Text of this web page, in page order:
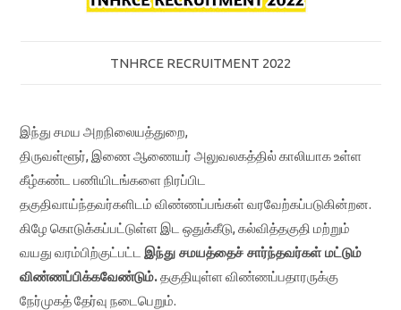
TNHRCE RECRUITMENT 2022
இந்து சமய அறநிலையத்துறை,
திருவள்ளூர், இணை ஆணையர்‌ அலுவலகத்தில்‌காலியாக உள்ள
கீழ்கண்ட பணியிடங்களை நிரப்பிட
தகுதிவாய்ந்தவர்களிடம்‌விண்ணப்பங்கள்‌ வரவேற்கப்படுகின்றன.
கிழே கொடுக்கப்பட்டுள்ள இட ஒதுக்கீடு, கல்வித்தகுதி மற்றும்‌
வயதுவரம்பிற்குட்பட்டஇந்து சமயத்தைச்‌ சார்ந்தவர்கள்‌ மட்டும்‌
விண்ணப்பிக்கவேண்டும்‌. தகுதியுள்ள விண்ணப்பதாரருக்கு
நேர்முகத்‌ தேர்வு நடைபெறும்‌.